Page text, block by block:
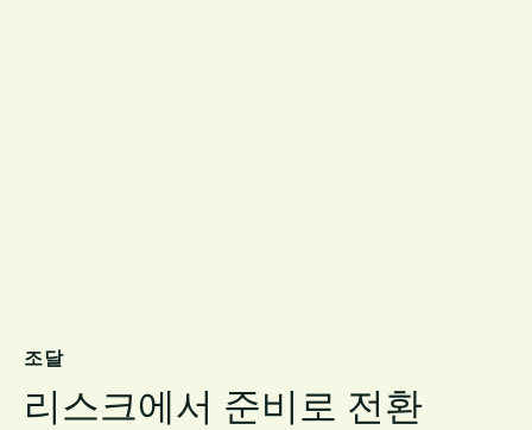
조달
리스크에서 준비로 전환